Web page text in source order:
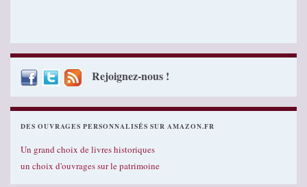
Rejoignez-nous !
DES OUVRAGES PERSONNALISÉS SUR AMAZON.FR
Un grand choix de livres historiques
un choix d'ouvrages sur le patrimoine